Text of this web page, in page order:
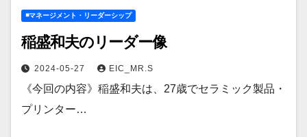
◾️マネージメント・リーダーシップ
稲盛和夫のリーダー像
2024-05-27 EIC_MR.S
《今回の内容》稲盛和夫は、27歳でセラミック製品・
プリンター…